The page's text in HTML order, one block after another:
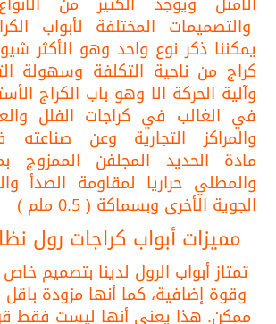
والتصميمات المختلفة لأبواب
يمكننا ذكر نوع واحد وهو الأكثر
كراج من ناحية التكلفة وسهولة
وآلية الحركة الا وهو باب الكراج
في الغالب في كراجات الفلل
والمراكز التجارية وعن
مادة الحديد المجلفن الممزوج
والمطلي حراريا لمقاومة الصدأ
الجوية الأخرى وبسماكة ( 0.5 ملم )
مميزات أبواب كراجات رول
تمتاز أبواب الرول لدينا بتصميم
وقوة إضافية، كما أنها مزودة
ممكن. هذا يعني أنها ليست فقط